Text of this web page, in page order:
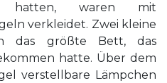
hatten, waren mit
verkleidet. Zwei kleine
das größte Bett, das
hatte. Über dem
verstellbare Lämpchen